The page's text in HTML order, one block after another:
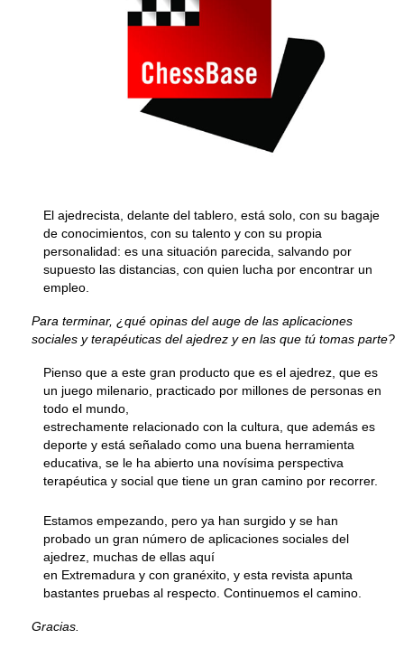
El ajedrecista, delante del tablero, está solo, con su bagaje
de conocimientos, con su talento y con su propia
personalidad: es una situación parecida, salvando por
supuesto las distancias, con quien lucha por encontrar un
empleo.
Para terminar, ¿qué opinas del auge de las aplicaciones
sociales y terapéuticas del ajedrez y en las que tú tomas parte?
Pienso que a este gran producto que es el ajedrez, que es
un juego milenario, practicado por millones de personas en
todo el mundo,
estrechamente relacionado con la cultura, que además es
deporte y está señalado como una buena herramienta
educativa, se le ha abierto una novísima perspectiva
terapéutica y social que tiene un gran camino por recorrer.
Estamos empezando, pero ya han surgido y se han
probado un gran número de aplicaciones sociales del
ajedrez, muchas de ellas aquí
en Extremadura y con granéxito, y esta revista apunta
bastantes pruebas al respecto. Continuemos el camino.
Gracias.